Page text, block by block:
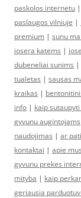
paskolos internetu |
paslaugos vilniuje |
premium | sunu
josera katems |
dubeneliai sunims |
tualetas | sausas
kraikas |
info | kaip
gyvunu augintojams
naudojimas | ar
kontaktai | apie mus
gyvunu prekes
mityba | kaip
geriausia